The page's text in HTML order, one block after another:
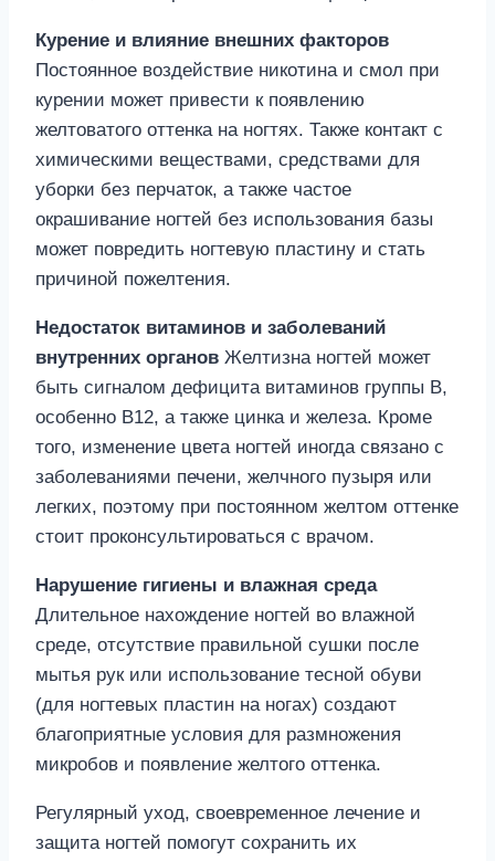
Курение и влияние внешних факторов
Постоянное воздействие никотина и смол при
курении может привести к появлению
желтоватого оттенка на ногтях. Также контакт с
химическими веществами, средствами для
уборки без перчаток, а также частое
окрашивание ногтей без использования базы
может повредить ногтевую пластину и стать
причиной пожелтения.
Недостаток витаминов и заболеваний
внутренних органов Желтизна ногтей может
быть сигналом дефицита витаминов группы В,
особенно В12, а также цинка и железа. Кроме
того, изменение цвета ногтей иногда связано с
заболеваниями печени, желчного пузыря или
легких, поэтому при постоянном желтом оттенке
стоит проконсультироваться с врачом.
Нарушение гигиены и влажная среда
Длительное нахождение ногтей во влажной
среде, отсутствие правильной сушки после
мытья рук или использование тесной обуви
(для ногтевых пластин на ногах) создают
благоприятные условия для размножения
микробов и появление желтого оттенка.
Регулярный уход, своевременное лечение и
защита ногтей помогут сохранить их